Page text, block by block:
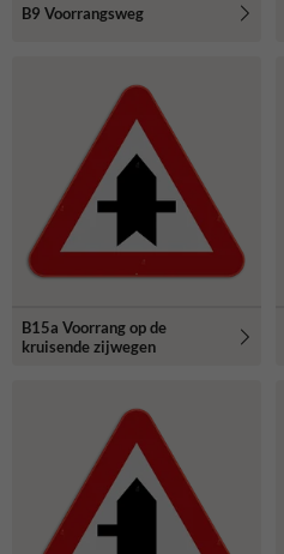
B9 Voorrangsweg
B15a Voorrang op de
kruisende zijwegen